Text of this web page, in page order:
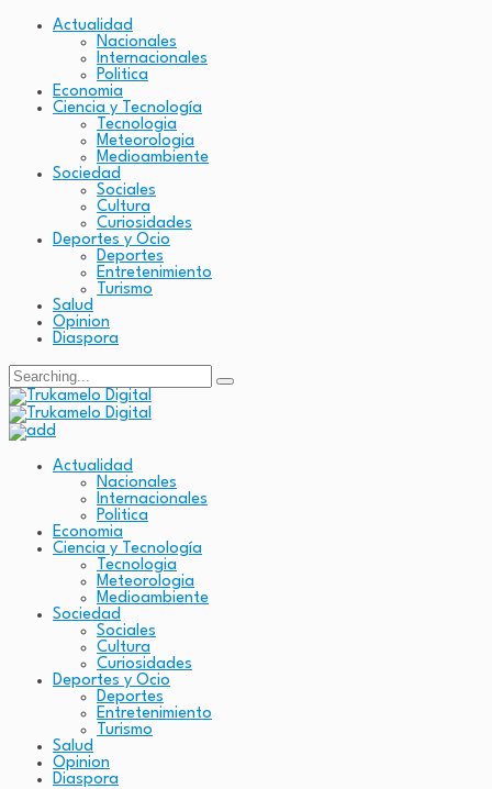
Actualidad
Nacionales
Internacionales
Politica
Economia
Ciencia y Tecnología
Tecnologia
Meteorologia
Medioambiente
Sociedad
Sociales
Cultura
Curiosidades
Deportes y Ocio
Deportes
Entretenimiento
Turismo
Salud
Opinion
Diaspora
Search
for:
Actualidad
Nacionales
Internacionales
Politica
Economia
Ciencia y Tecnología
Tecnologia
Meteorologia
Medioambiente
Sociedad
Sociales
Cultura
Curiosidades
Deportes y Ocio
Deportes
Entretenimiento
Turismo
Salud
Opinion
Diaspora